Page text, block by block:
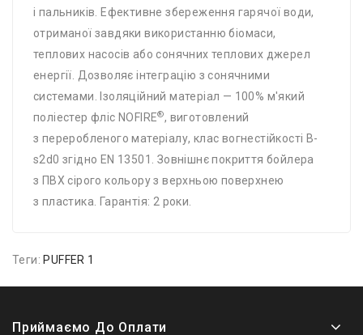
і пальників. Ефективне збереження гарячої води,
отриманої завдяки використанню біомаси,
теплових насосів або сонячних теплових джерел
енергії. Дозволяє інтеграцію з сонячними
системами. Ізоляційний матеріал — 100% м'який
поліестер фліс NOFIRE®, виготовлений
з переробленого матеріалу, клас вогнестійкості B-
s2d0 згідно EN 13501. Зовнішнє покриття бойлера
з ПВХ сірого кольору з верхньою поверхнею
з пластика. Гарантія: 2 роки.
Теги: PUFFER 1
Приймаємо До Оплати